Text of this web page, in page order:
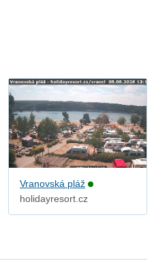
Vranovská pláž
holidayresort.cz